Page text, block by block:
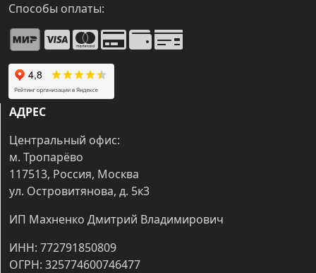
Способы оплаты:
АДРЕС
Центральный офис:
м. Тропарёво
117513, Россия, Москва
ул. Островитянова, д. 5к3
ИП Махненко Дмитрий Владимирович
ИНН: 772791850809
ОГРН: 325774600746477